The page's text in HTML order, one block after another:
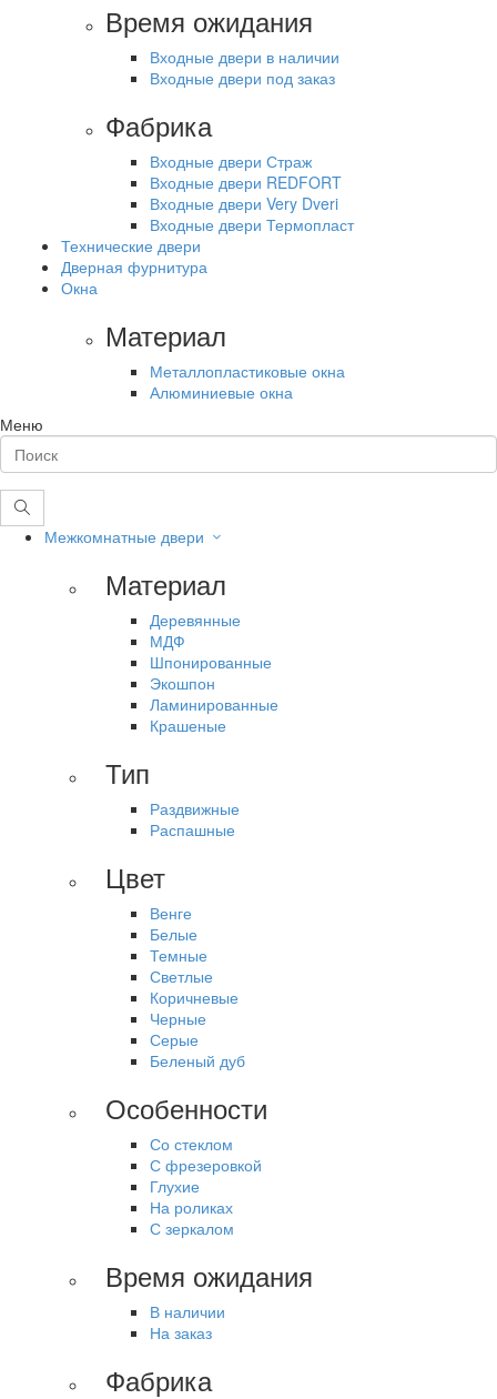
Время ожидания
Входные двери в наличии
Входные двери под заказ
Фабрика
Входные двери Страж
Входные двери REDFORT
Входные двери Very Dveri
Входные двери Термопласт
Технические двери
Дверная фурнитура
Окна
Материал
Металлопластиковые окна
Алюминиевые окна
Меню
Межкомнатные двери
Материал
Деревянные
МДФ
Шпонированные
Экошпон
Ламинированные
Крашеные
Тип
Раздвижные
Распашные
Цвет
Венге
Белые
Темные
Светлые
Коричневые
Черные
Серые
Беленый дуб
Особенности
Со стеклом
С фрезеровкой
Глухие
На роликах
С зеркалом
Время ожидания
В наличии
На заказ
Фабрика